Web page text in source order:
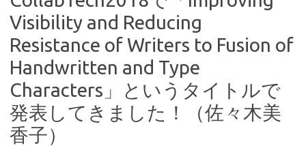
Visibility and Reducing
Resistance of Writers to Fusion of
Handwritten and Type
Characters」というタイトルで
発表してきました！（佐々木美
香子）